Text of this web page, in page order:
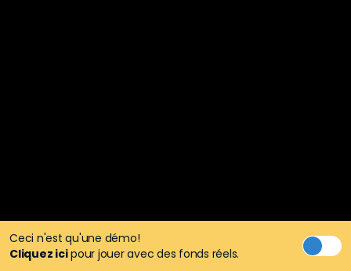
Ceci n'est qu'une démo!
Cliquez icipour jouer avec des fonds réels.